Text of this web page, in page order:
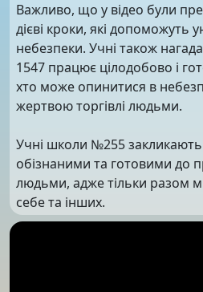
Важливо, що у відео були
дієві кроки, які допоможуть
небезпеки. Учні також
1547 працює цілодобово і
хто може опинитися в
жертвою торгівлі людьми.
Учні школи №255
обізнаними та готовими до
людьми, адже тільки разом
себе та інших.